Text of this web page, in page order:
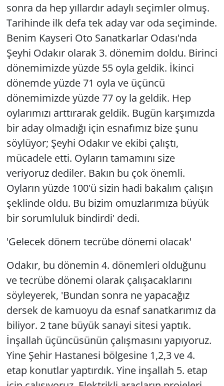
sonra da hep yıllardır adaylı seçimler olmuş.
Tarihinde ilk defa tek aday var oda seçiminde.
Benim Kayseri Oto Sanatkarlar Odası'nda
Şeyhi Odakır olarak 3. dönemim doldu. Birinci
dönemimizde yüzde 55 oyla geldik. İkinci
dönemde yüzde 71 oyla ve üçüncü
dönemimizde yüzde 77 oy la geldik. Hep
oylarımızı arttırarak geldik. Bugün karşımızda
bir aday olmadığı için esnafımız bize şunu
söylüyor; Şeyhi Odakır ve ekibi çalıştı,
mücadele etti. Oyların tamamını size
veriyoruz dediler. Bakın bu çok önemli.
Oyların yüzde 100'ü sizin hadi bakalım çalışın
şeklinde oldu. Bu bizim omuzlarımıza büyük
bir sorumluluk bindirdi' dedi.
'Gelecek dönem tecrübe dönemi olacak'
Odakır, bu dönemin 4. dönemleri olduğunu
ve tecrübe dönemi olarak çalışacaklarını
söyleyerek, 'Bundan sonra ne yapacağız
dersek de kamuoyu da esnaf sanatkarımız da
biliyor. 2 tane büyük sanayi sitesi yaptık.
İnşallah üçüncüsünün çalışmasını yapıyoruz.
Yine Şehir Hastanesi bölgesine 1,2,3 ve 4.
etap konutlar yaptırdık. Yine inşallah 5. etap